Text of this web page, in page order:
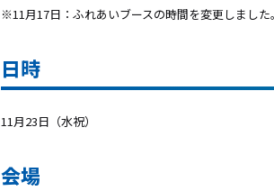
※11月17日：ふれあいブースの時間を変更しました。
日時
11月23日（水祝）
会場